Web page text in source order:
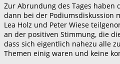
Zur Abrundung des Tages
dann bei der Podiumsdiskussion
Lea Holz und Peter Wiese
an der positiven Stimmung, die
dass sich eigentlich nahezu alle
Themen einig waren und keine